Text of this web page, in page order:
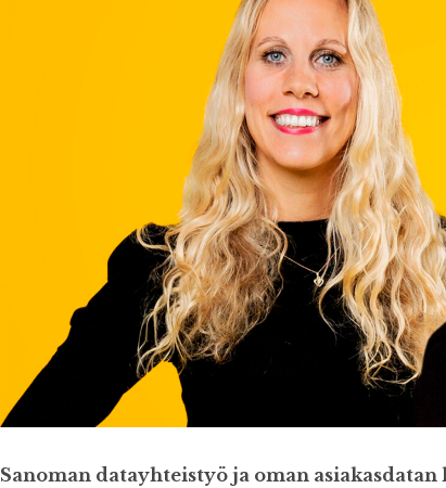
Sanoman datayhteistyö ja oman